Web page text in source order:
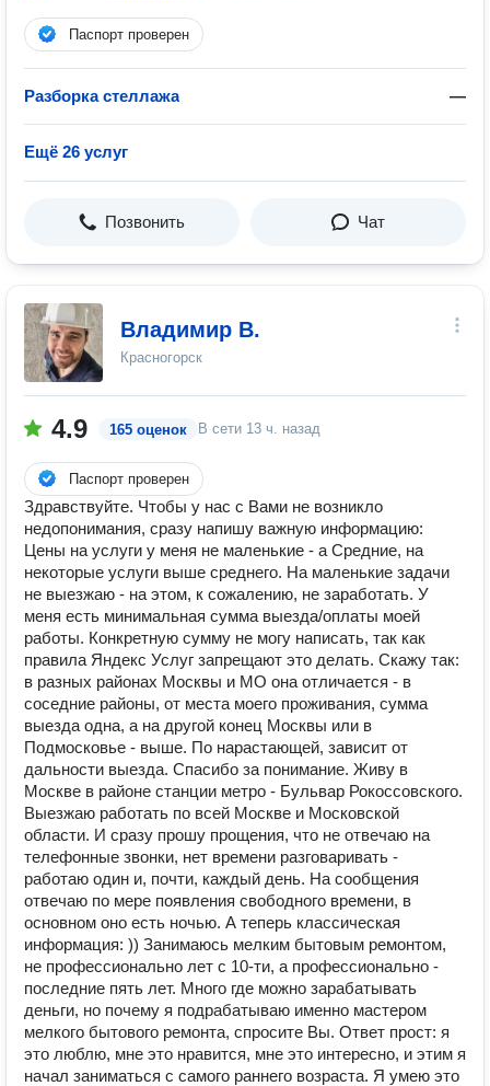
Паспорт проверен
Разборка стеллажа —
Ещё 26 услуг
Позвонить Чат
Владимир В.
Красногорск
4.9 165 оценок В сети 13 ч. назад
Паспорт проверен
Здравствуйте. Чтобы у нас с Вами не возникло
недопонимания, сразу напишу важную информацию:
Цены на услуги у меня не маленькие - а Средние, на
некоторые услуги выше среднего. На маленькие задачи
не выезжаю - на этом, к сожалению, не заработать. У
меня есть минимальная сумма выезда/оплаты моей
работы. Конкретную сумму не могу написать, так как
правила Яндекс Услуг запрещают это делать. Скажу так:
в разных районах Москвы и МО она отличается - в
соседние районы, от места моего проживания, сумма
выезда одна, а на другой конец Москвы или в
Подмосковье - выше. По нарастающей, зависит от
дальности выезда. Спасибо за понимание. Живу в
Москве в районе станции метро - Бульвар Рокоссовского.
Выезжаю работать по всей Москве и Московской
области. И сразу прошу прощения, что не отвечаю на
телефонные звонки, нет времени разговаривать -
работаю один и, почти, каждый день. На сообщения
отвечаю по мере появления свободного времени, в
основном оно есть ночью. А теперь классическая
информация: )) Занимаюсь мелким бытовым ремонтом,
не профессионально лет с 10-ти, а профессионально -
последние пять лет. Много где можно зарабатывать
деньги, но почему я подрабатываю именно мастером
мелкого бытового ремонта, спросите Вы. Ответ прост: я
это люблю, мне это нравится, мне это интересно, и этим я
начал заниматься с самого раннего возраста. Я умею это